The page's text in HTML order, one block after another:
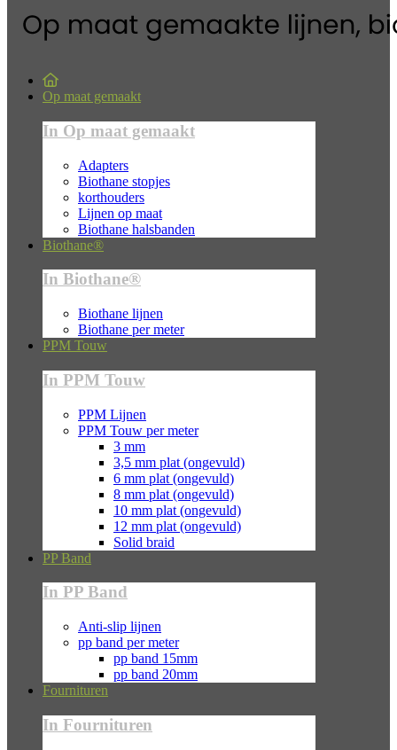
Op maat gemaakt
In Op maat gemaakt
Adapters
Biothane stopjes
korthouders
Lijnen op maat
Biothane halsbanden
Biothane®
In Biothane®
Biothane lijnen
Biothane per meter
PPM Touw
In PPM Touw
PPM Lijnen
PPM Touw per meter
3 mm
3,5 mm plat (ongevuld)
6 mm plat (ongevuld)
8 mm plat (ongevuld)
10 mm plat (ongevuld)
12 mm plat (ongevuld)
Solid braid
PP Band
In PP Band
Anti-slip lijnen
pp band per meter
pp band 15mm
pp band 20mm
Fournituren
In Fournituren